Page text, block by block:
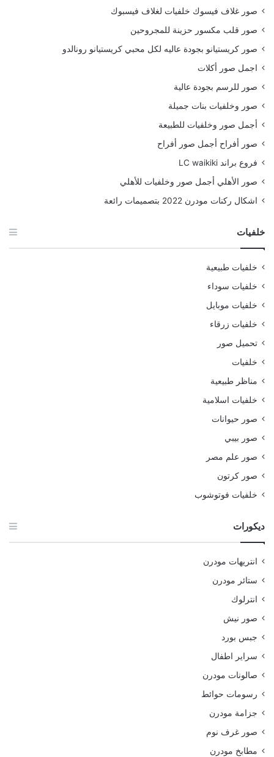
صور غلاف فيسوك خلفيات لغلاف فيسبوك
صور قلب مكسور حزينة للمجروحين
صور كريستيانو بجودة عاليه لكل محبي كريستيانو رونالدو
اجمل صور أكلات
صور للرسم بجودة عالية
صور وخلفيات بنات جميلة
أجمل صور وخلفيات للطبيعة
صور أفراح أجمل صور أفراح
فروع براند LC waikiki
صور الأهلي أجمل صور وخلفيات للأهلي
اشكال ركنات مودرن 2022 بتصميمات رائعة
خلفيات
خلفيات طبيعية
خلفيات سوداء
خلفيات موبايل
خلفيات زرقاء
تحميل صور
خلفيات
مناظر طبيعية
خلفيات اسلامية
صور حيوانات
صور بيبي
صور علم مصر
صور كرتون
خلفيات فوتوشوب
ديكورات
انتريهات مودرن
ستائر مودرن
انترلوك
صور نيش
جبس بورد
سراير اطفال
صالونات مودرن
رسومات حوائط
جزامة مودرن
صور غرف نوم
مطابخ مودرن